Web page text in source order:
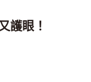
護眼！